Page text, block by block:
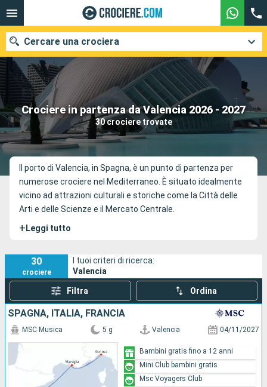
Crociere in partenza da Valencia 2026 - 2027
30 crociere trovate
Cercare una crociera
Le nostre destinazioni
Mesi di partenza
Compagnie
Ricerca
Il porto di Valencia, in Spagna, è un punto di partenza per
numerose crociere nel Mediterraneo. È situato idealmente
vicino ad attrazioni culturali e storiche come la Città delle
Arti e delle Scienze e il Mercato Centrale.
+ Leggi tutto
30
crociere
I tuoi criteri di ricerca:
Valencia
Filtra Ordina
SPAGNA, ITALIA, FRANCIA
MSC Musica 5 g Valencia 04/11/2027
Bambini gratis fino a 12 anni
Mini Club bambini gratis
Msc Voyagers Club